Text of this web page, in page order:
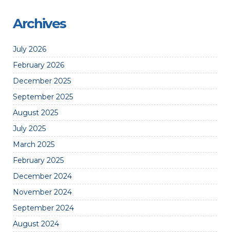
Archives
July 2026
February 2026
December 2025
September 2025
August 2025
July 2025
March 2025
February 2025
December 2024
November 2024
September 2024
August 2024